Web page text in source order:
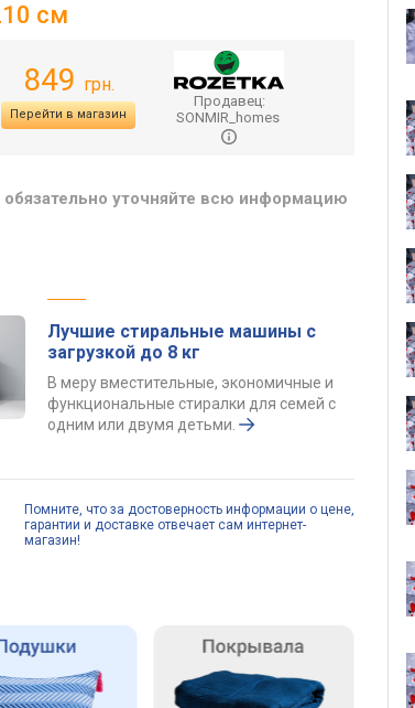
см
849 грн.
Перейти в магазин
Продавец:
SONMIR_homes
обязательно уточняйте всю информацию
Лучшие стиральные машины с
загрузкой до 8 кг
В меру вместительные, экономичные и
функциональные стиралки для семей с
одним или двумя детьми.
Помните, что за достоверность информации о цене,
гарантии и доставке отвечает сам интернет-
магазин!